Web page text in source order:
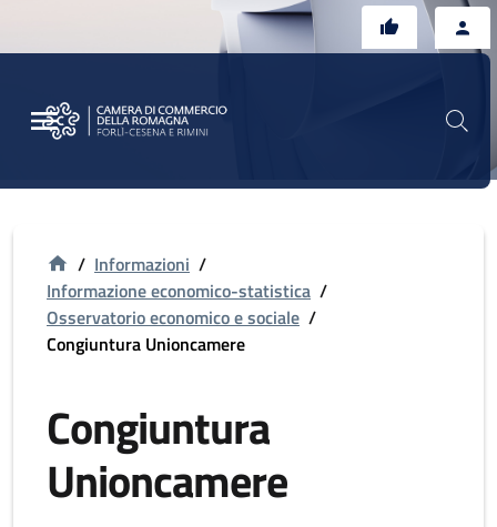
/ Informazioni /
Informazione economico-statistica /
Osservatorio economico e sociale /
Congiuntura Unioncamere
Congiuntura
Unioncamere